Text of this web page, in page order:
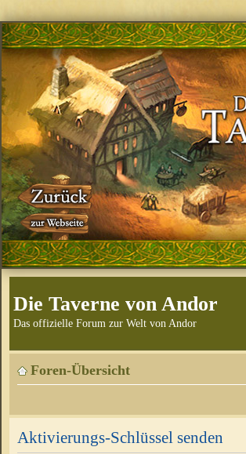
Die Taverne von Andor
Das offizielle Forum zur Welt von Andor
Foren-Übersicht
Aktivierungs-Schlüssel senden